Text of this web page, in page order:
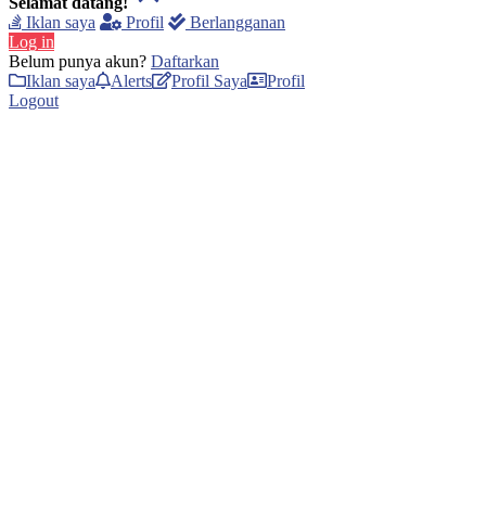
Iklan saya
Profil
Berlangganan
Log in
Belum punya akun? Daftarkan
Iklan saya
Alerts Profil Saya
Profil
Logout